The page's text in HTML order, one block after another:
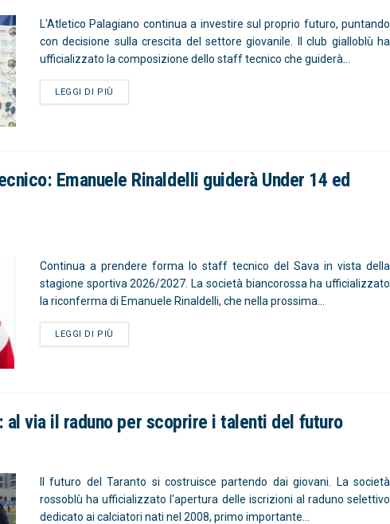
L'Atletico Palagiano continua a investire sul proprio futuro, puntando
con decisione sulla crescita del settore giovanile. Il club gialloblù ha
ufficializzato la composizione dello staff tecnico che guiderà...
LEGGI DI PIÙ
Emanuele Rinaldelli guiderà Under 14 ed
Continua a prendere forma lo staff tecnico del Sava in vista della
stagione sportiva 2026/2027. La società biancorossa ha ufficializzato
la riconferma di Emanuele Rinaldelli, che nella prossima...
LEGGI DI PIÙ
al via il raduno per scoprire i talenti del futuro
Il futuro del Taranto si costruisce partendo dai giovani. La società
rossoblù ha ufficializzato l'apertura delle iscrizioni al raduno selettivo
dedicato ai calciatori nati nel 2008, primo importante...